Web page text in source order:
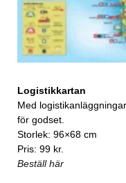
Logistikkartan
Med
för godset.
Storlek: 96×68 cm
Pris: 99 kr.
Beställ här